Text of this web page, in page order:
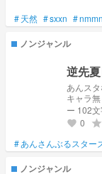
#天然 #sxxn #nmmn
ノンジャンル
逆先
あんスタ
キャラ
囲まで
てくだ
ー 102
favorite 0 grade
#あんさんぶるスター
ノンジャンル